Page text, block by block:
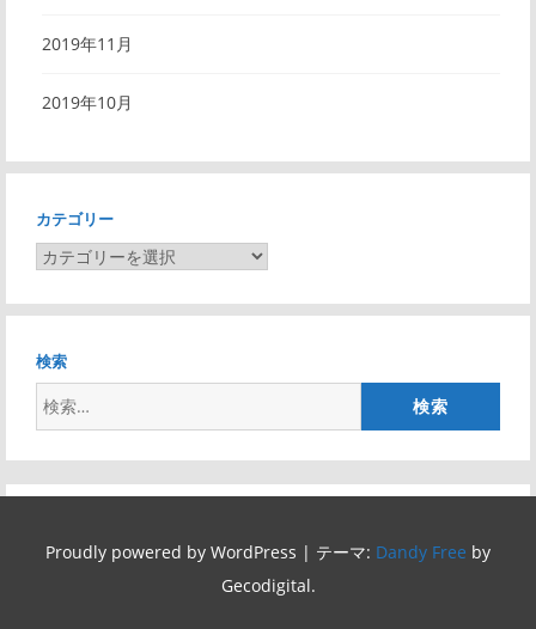
2019年11月
2019年10月
カテゴリー
カ
ゴ
リ
ー
検索
索:
Proudly powered by WordPress | テーマ: Dandy Free by
Gecodigital.